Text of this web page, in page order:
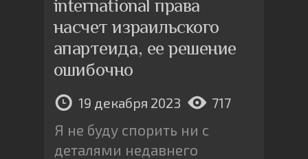
international права
насчет израильского
апартеида, ее решение
ошибочно
19 декабря 2023 717
Я не буду спорить ни с
деталями недавнего